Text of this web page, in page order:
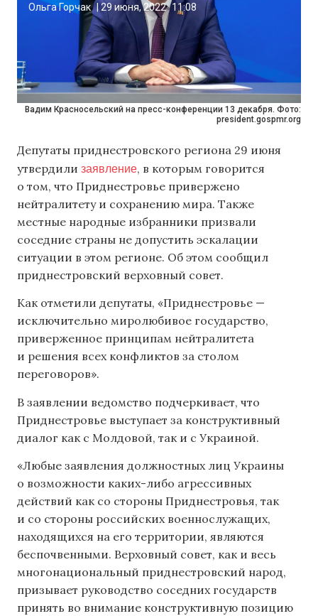
Вадим Красносельский на пресс-конференции 13 декабря. Фото:
president.gospmr.org
Ольга Горчак |29 июня, 2022 11:08
Депутаты приднестровского региона 29 июня
утвердили заявление, в которым говорится
о том, что Приднестровье привержено
нейтралитету и сохранению мира. Также
местные народные избранники призвали
соседние страны не допустить эскалации
ситуации в этом регионе. Об этом сообщил
приднестровский верховный совет.
Как отметили депутаты, «Приднестровье —
исключительно миролюбивое государство,
приверженное принципам нейтралитета
и решения всех конфликтов за столом
переговоров».
В заявлении ведомство подчеркивает, что
Приднестровье выступает за конструктивный
диалог как с Молдовой, так и с Украиной.
«Любые заявления должностных лиц Украины
о возможности каких-либо агрессивных
действий как со стороны Приднестровья, так
и со стороны российских военнослужащих,
находящихся на его территории, являются
беспочвенными. Верховный совет, как и весь
многонациональный приднестровский народ,
призывает руководство соседних государств
принять во внимание конструктивную позицию